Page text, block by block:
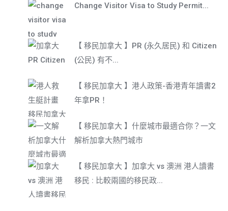
Change Visitor Visa to Study Permit...
【 移民加拿大 】PR (永久居民) 和 Citizen
(公民) 有不...
【 移民加拿大 】港人政策-香港青年讀書2
年拿PR！
【 移民加拿大 】什麼城市最適合你？一文
解析加拿大熱門城市
【 移民加拿大 】加拿大 vs 澳洲 港人讀書
移民 : 比較兩國的移民政...